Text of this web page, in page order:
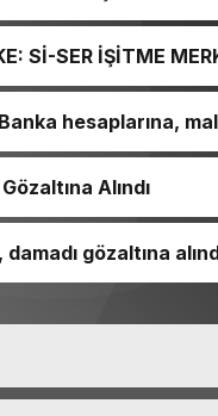
VURGUNU!
Sİ-SER İŞİTME
hesaplarına,
Alındı
gözaltına